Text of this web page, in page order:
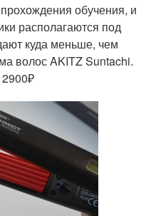
обучения, и
располагаются под
куда меньше, чем
волос AKITZ Suntachi.